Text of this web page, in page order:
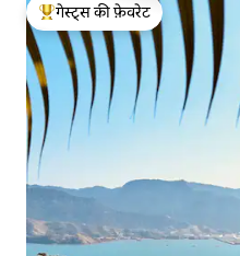
गेस्ट्स का टॉप फ़ेवरेट
गेस्ट्स की फ़ेवरेट